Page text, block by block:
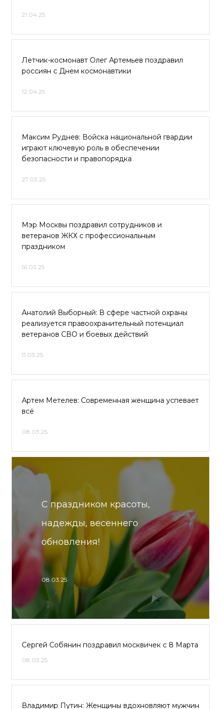
21.04.25
Летчик-космонавт Олег Артемьев поздравил
россиян с Днем космонавтики
12.04.25
Максим Руднев: Войска национальной гвардии
играют ключевую роль в обеспечении
безопасности и правопорядка
27.03.25
Мэр Москвы поздравил сотрудников и
ветеранов ЖКХ с профессиональным
праздником
16.03.25
Анатолий Выборный: В сфере частной охраны
реализуется правоохранительный потенциал
ветеранов СВО и боевых действий
11.03.25
Артем Метелев: Современная женщина успевает
всё
08.03.25
С праздником красоты,
надежды, весеннего
обновления!
08.03.25
Сергей Собянин поздравил москвичек с 8 Марта
08.03.25
Владимир Путин: Женщины вдохновляют мужчин